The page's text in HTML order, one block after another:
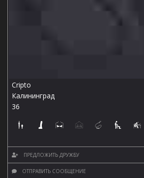
Cripto
Калининград
36
ПРЕДЛОЖИТЬ ДРУЖБУ
ОТПРАВИТЬ СООБЩЕНИЕ